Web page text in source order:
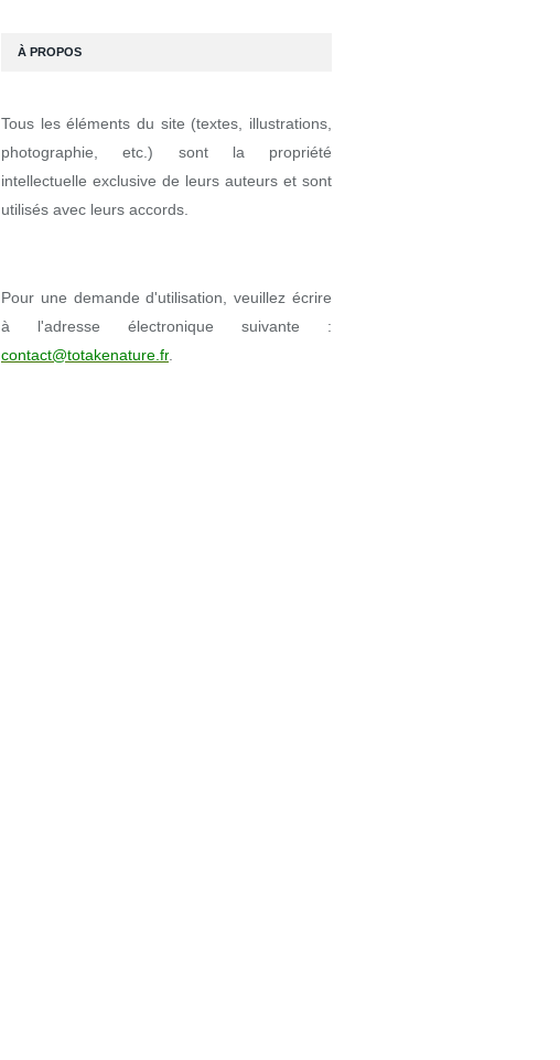
À PROPOS
Tous les éléments du site (textes, illustrations,
photographie, etc.) sont la propriété
intellectuelle exclusive de leurs auteurs et sont
utilisés avec leurs accords.
Pour une demande d'utilisation, veuillez écrire
à l'adresse électronique suivante :
contact@totakenature.fr